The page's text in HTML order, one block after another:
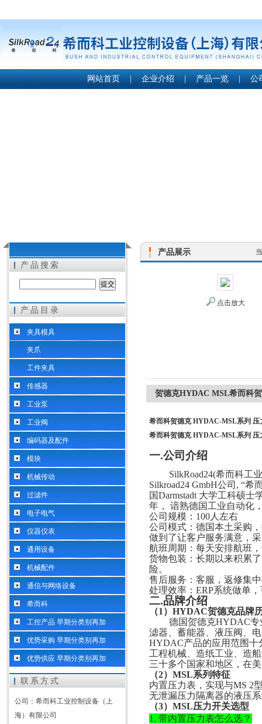
希而科工业控制设备（上海）有限公司
网站首页 | 企业介绍 | 产品一览 | 公
产品搜索
产品目录
夹具模具
夹爪
工件夹具
传感器
工业泵
工业阀
编码器及配件
模块
机械传动
过滤件
电子电气
仪器仪表
通用设备
机械配件
通信与网络设备
希而科
工控产品 早期分类别再加
优势采购 早期分类别再加
优势供应 早期分类别再加
联系方式
公司：希而科工业控制设备（上
海）有限公司
产品展示
点击放大
贺德克HYDAC MSL希而科
希而科贺德克 HYDAC-MSL系列 压
希而科贺德克 HYDAC-MSL系列 压
一.公司介绍
SilkRoad24(希而科工
Silkroad24 GmbH公司, “
国Darmstadt 大学工科硕士
年， 谙熟德国工业自动化
公司规模： 100人左右
公司模式：德国本土采购
做到了让客户服务满意，
航班周期：每天安排航班
货物包装：长期以来积累
险。
售后服务：客服，返修集
处理效率： ERP系统做单
二.品牌介绍
（1） HYDAC贺德克品牌
德国贺德克HYDAC专
滤器、蓄能器、液压阀、
HYDAC产品的应用范围十
工程机械、造纸工业、造
三十多个国家和地区，在
（2） MSL系列特征
内置压力表，实现与MS 2
无泄漏压力隔离器的液压
（3）MSL压力开关选型
1. 带内置压力表怎么选？